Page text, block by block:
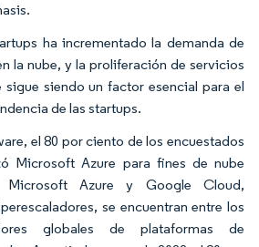
ha incrementado la demanda de
la nube, y la proliferación de servicios
sigue siendo un factor esencial para el
de las startups.
el 80 por ciento de los encuestados
Microsoft Azure para fines de nube
Microsoft Azure y Google Cloud,
se encuentran entre los
globales de plataformas de